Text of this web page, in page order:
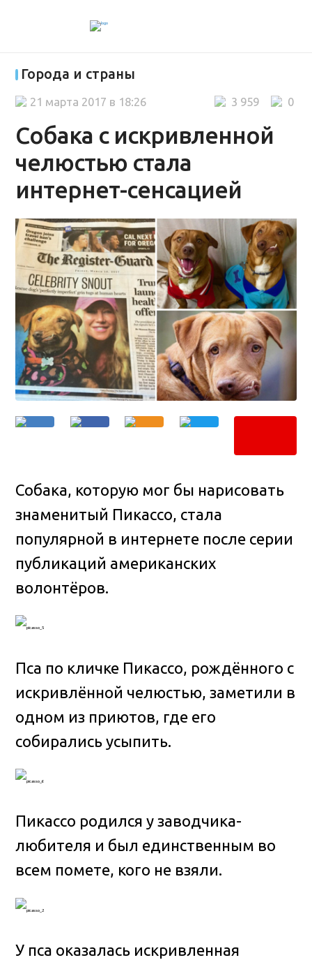
Города и страны
Собака с искривленной
челюстью стала
интернет-сенсацией
0
3 959
21 марта 2017 в 18:26
Собака, которую мог бы нарисовать
знаменитый Пикассо, стала
популярной в интернете после серии
публикаций американских
волонтёров.
Пса по кличке Пикассо, рождённого с
искривлённой челюстью, заметили в
одном из приютов, где его
собирались усыпить.
Пикассо родился у заводчика-
любителя и был единственным во
всем помете, кого не взяли.
У пса оказалась искривленная